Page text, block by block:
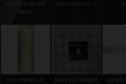
sacchetti da 100
pezzi
rosso pezzi n. 4
cero mensa cm
busta 100 tealights